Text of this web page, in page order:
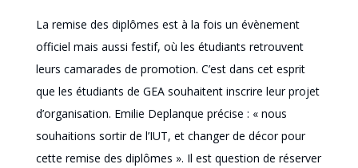
La remise des diplômes est à la fois un évènement
officiel mais aussi festif, où les étudiants retrouvent
leurs camarades de promotion. C’est dans cet esprit
que les étudiants de GEA souhaitent inscrire leur projet
d’organisation. Emilie Deplanque précise : « nous
souhaitions sortir de l’IUT, et changer de décor pour
cette remise des diplômes ». Il est question de réserver